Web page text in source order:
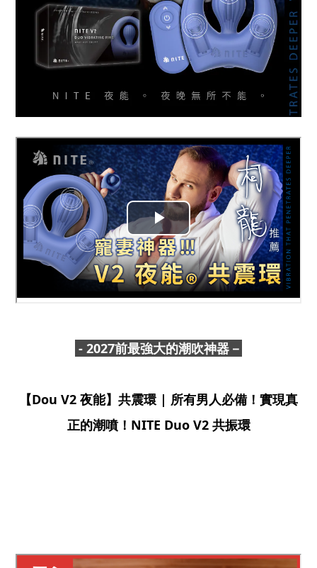
- 2027前最強大的潮吹神器－
【Dou V2 夜能】共震環 | 所有男人必備！實現真
正的潮噴！NITE Duo V2 共振環